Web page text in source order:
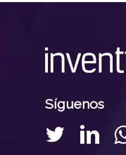
Síguenos